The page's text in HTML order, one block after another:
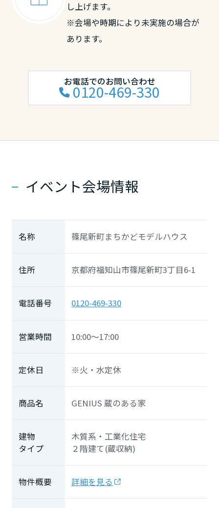
し上げます。
※会場や時期により未実施の場合が
あります。
お電話でのお問い合わせ
0120-469-330
イベント会場情報
名称 篠尾新町まちかどモデルハウス
住所 京都府福知山市篠尾新町3丁目6-1
電話番号 0120-469-330
営業時間 10:00～17:00
定休日 ※火・水定休
商品名 GENIUS 蔵のある家
建物
タイプ
木質系・工業化住宅
２階建て(蔵収納)
物件概要 詳細を見る